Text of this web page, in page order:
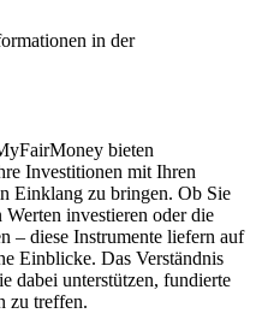
in der
bieten
Investitionen mit Ihren
Einklang zu bringen. Ob Sie
investieren oder die
– diese Instrumente liefern auf
Einblicke. Das Verständnis
dabei unterstützen, fundierte
zu treffen.